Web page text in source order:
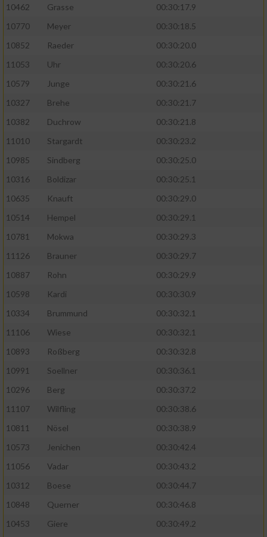
10462
Grasse
00:30:17.9
10770
Meyer
00:30:18.5
10852
Raeder
00:30:20.0
11053
Uhr
00:30:20.6
10579
Junge
00:30:21.6
10327
Brehe
00:30:21.7
10382
Duchrow
00:30:21.8
11010
Stargardt
00:30:23.2
10985
Sindberg
00:30:25.0
10316
Boldizar
00:30:25.1
10635
Knauft
00:30:29.0
10514
Hempel
00:30:29.1
10781
Mokwa
00:30:29.3
11126
Brauner
00:30:29.7
10887
Rohn
00:30:29.9
10598
Kardi
00:30:30.9
10334
Brummund
00:30:32.1
11106
Wiese
00:30:32.1
10893
Roßberg
00:30:32.8
10991
Soellner
00:30:36.1
10296
Berg
00:30:37.2
11107
Wilfling
00:30:38.6
10811
Nösel
00:30:38.9
10573
Jenichen
00:30:42.4
11056
Vadar
00:30:43.2
10312
Boese
00:30:44.7
10848
Querner
00:30:46.8
10453
Giere
00:30:49.2